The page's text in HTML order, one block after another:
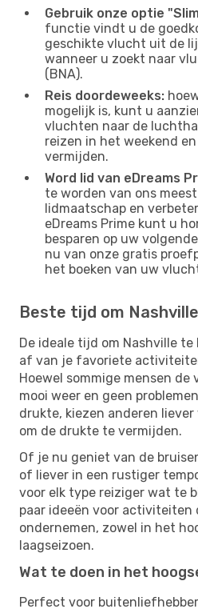
Gebruik onze optie
functie vindt u de
geschikte vlucht uit de
wanneer u zoekt naar
(BNA).
Reis doordeweeks:
mogelijk is, kunt u
vluchten naar de
reizen in het weekend
vermijden.
Word lid van eDreams
te worden van ons
lidmaatschap en
eDreams Prime kunt u
besparen op uw
nu van onze gratis
het boeken van uw
Beste tijd om
De ideale tijd om Nashville
af van je favoriete
Hoewel sommige mensen de
mooi weer en geen
drukte, kiezen anderen
om de drukte te vermijden.
Of je nu geniet van de
of liever in een rustiger
voor elk type reiziger wat te
paar ideeën voor activiteiten
ondernemen, zowel in het
laagseizoen.
Wat te doen in het
Perfect voor